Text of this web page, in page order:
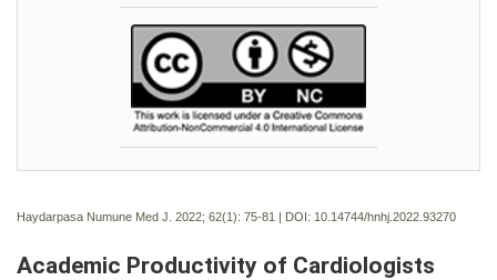
Haydarpasa Numune Med J. 2022; 62(1): 75-81 | DOI: 10.14744/hnhj.2022.93270
Academic Productivity of Cardiologists